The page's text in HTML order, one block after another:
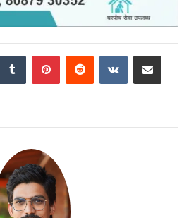
Tumblr PinterestReddit VKontakteShare via Email